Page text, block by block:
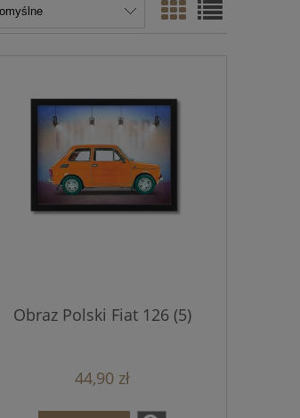
Obraz Polski Fiat 126 (5)
44,90 zł